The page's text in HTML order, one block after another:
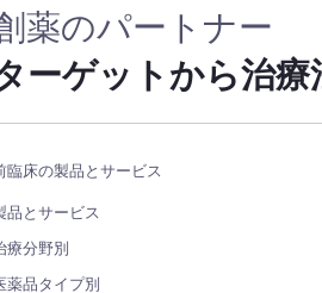
薬のパートナー
ーゲットから治
臨床の製品とサービス
品とサービス
療分野別
薬品タイプ別